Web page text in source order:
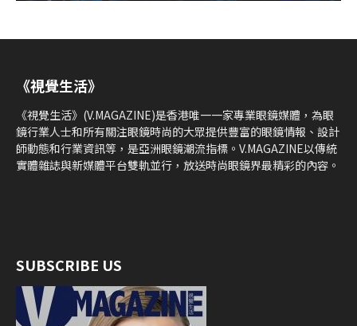
《視覺生活》
《視覺生活》(V.MAGAZINE)是香港唯一一家專業眼鏡媒體，為眼
鏡行業人士和所有關注眼鏡時尚的大眾提供豐富的眼鏡情報、設計
師動態和行業資訊等，是亞洲眼鏡潮流指標。V.MAGAZINE以傳統
實體雜誌與新媒體平台雙軌並行，放送時尚眼鏡界最精彩的內容。
SUBSCRIBE US